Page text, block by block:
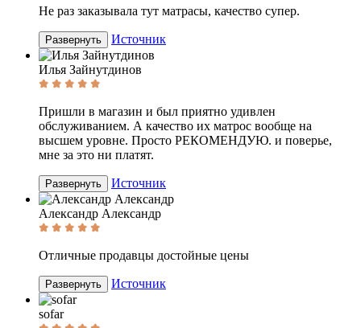
Не раз заказывала тут матрасы, качество супер.
Развернуть Источник
Илья Зайнутдинов
Пришли в магазин и был приятно удивлен
обслуживанием. А качество их матрос вообще на
высшем уровне. Просто РЕКОМЕНДУЮ. и поверье,
мне за это ни платят.
Развернуть Источник
Александр Александр
Отличные продавцы достойные цены
Развернуть Источник
sofar